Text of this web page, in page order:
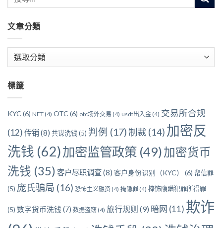
文章分類
類
標籤
KYC (6) NFT (4) OTC (6) otc场外交易 (4) usdt出入金 (4) 交易所合规
(12) 传销(8) 共谋洗钱(5) 判例 (17)制裁 (14) 加密反
洗钱 (62)加密监管政策 (49)加密货币
洗钱 (35) 客户尽职调查(8) 客户身份识别（KYC） (6) 帮信罪
(5) 庞氏骗局 (16) 恐怖主义融资 (4) 掩隐罪 (4) 掩饰隐瞒犯罪所得罪
(5) 数字货币洗钱 (7) 数据盗窃 (4) 旅行规则 (9) 暗网 (11) 欺诈